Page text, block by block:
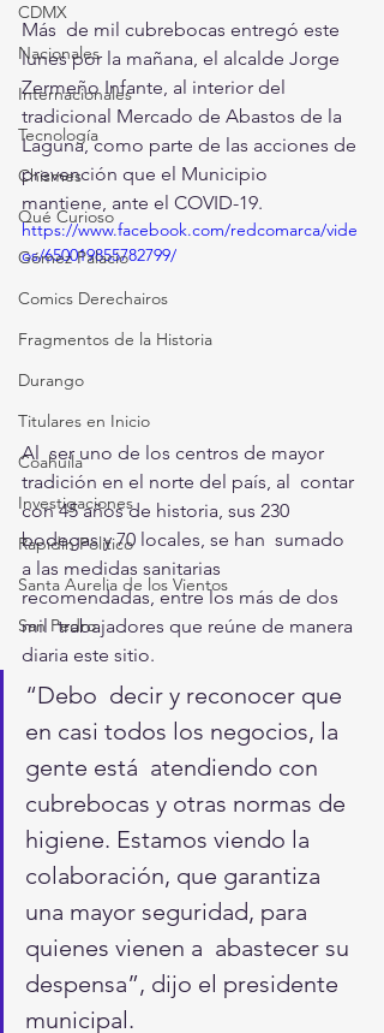
CDMX
Nacionales
Internacionales
Tecnología
Chismes
Qué Curioso
Gómez Palacio
Comics Derechairos
Fragmentos de la Historia
Durango
Titulares en Inicio
Coahuila
Investigaciones
Rapidín Político
Santa Aurelia de los Vientos
San Pedro
Más  de mil cubrebocas entregó este
lunes por la mañana, el alcalde Jorge
Zermeño Infante, al interior del
tradicional Mercado de Abastos de la
Laguna, como parte de las acciones de
prevención que el Municipio
mantiene, ante el COVID-19.
https://www.facebook.com/redcomarca/vide
os/650019855782799/
Al  ser uno de los centros de mayor
tradición en el norte del país, al  contar
con 45 años de historia, sus 230
bodegas y 70 locales, se han  sumado
a las medidas sanitarias
recomendadas, entre los más de dos
mil  trabajadores que reúne de manera
diaria este sitio.
“Debo  decir y reconocer que
en casi todos los negocios, la
gente está  atendiendo con
cubrebocas y otras normas de
higiene. Estamos viendo la
colaboración, que garantiza
una mayor seguridad, para
quienes vienen a  abastecer su
despensa”, dijo el presidente
municipal.